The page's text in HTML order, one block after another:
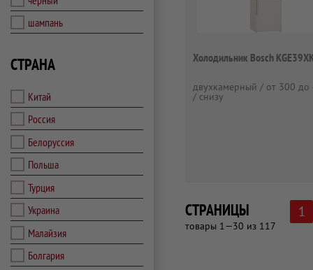
шампань
СТРАНА
Китай
Россия
Белоруссия
Польша
Турция
Украина
Малайзия
Болгария
Холодильник Bosch
двухкамерный / от 300 до
/ снизу
СТРАНИЦЫ
товары 1—30 из 117
1